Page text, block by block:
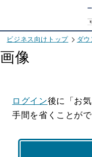
ビジネス向けトップ ダウ
画像
ログイン後に「お
手間を省くことがで